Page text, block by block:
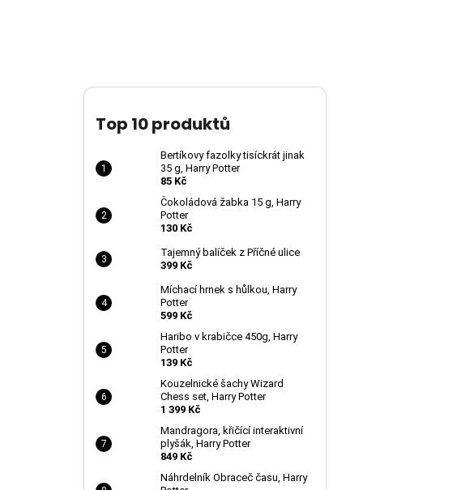
Top 10 produktů
Bertíkovy fazolky tisíckrát jinak
35 g, Harry Potter
85 Kč
Čokoládová žabka 15 g, Harry
Potter
130 Kč
Tajemný balíček z Příčné ulice
399 Kč
Míchací hrnek s hůlkou, Harry
Potter
599 Kč
Haribo v krabičce 450g, Harry
Potter
139 Kč
Kouzelnické šachy Wizard
Chess set, Harry Potter
1 399 Kč
Mandragora, křičící interaktivní
plyšák, Harry Potter
849 Kč
Náhrdelník Obraceč času, Harry